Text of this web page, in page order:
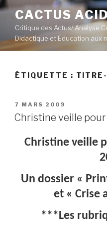
Aller
contenu
principal
CACTUS
Critique des Actus/ Analyse
Didactique et Education aux
ÉTIQUETTE :
PUBLIÉ
LE
7 MARS 2009
Christine veille
Christine veille
Un dossier «
et « Crise
***Les